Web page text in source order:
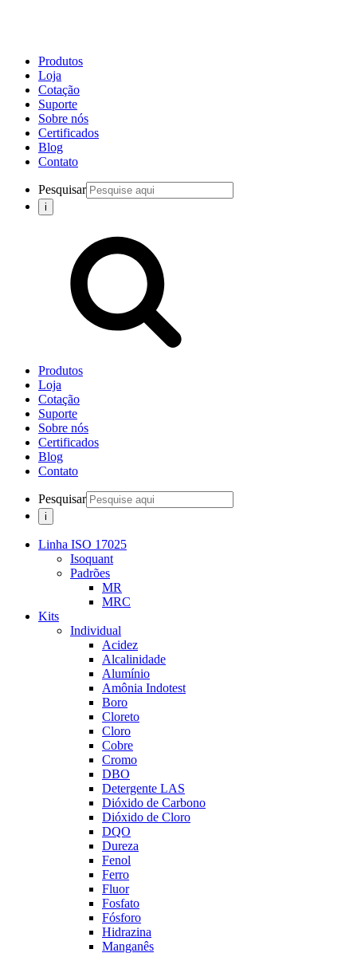
Produtos
Loja
Cotação
Suporte
Sobre nós
Certificados
Blog
Contato
Pesquisar
Produtos
Loja
Cotação
Suporte
Sobre nós
Certificados
Blog
Contato
Pesquisar
Linha ISO 17025
Isoquant
Padrões
MR
MRC
Kits
Individual
Acidez
Alcalinidade
Alumínio
Amônia Indotest
Boro
Cloreto
Cloro
Cobre
Cromo
DBO
Detergente LAS
Dióxido de Carbono
Dióxido de Cloro
DQO
Dureza
Fenol
Ferro
Fluor
Fosfato
Fósforo
Hidrazina
Manganês